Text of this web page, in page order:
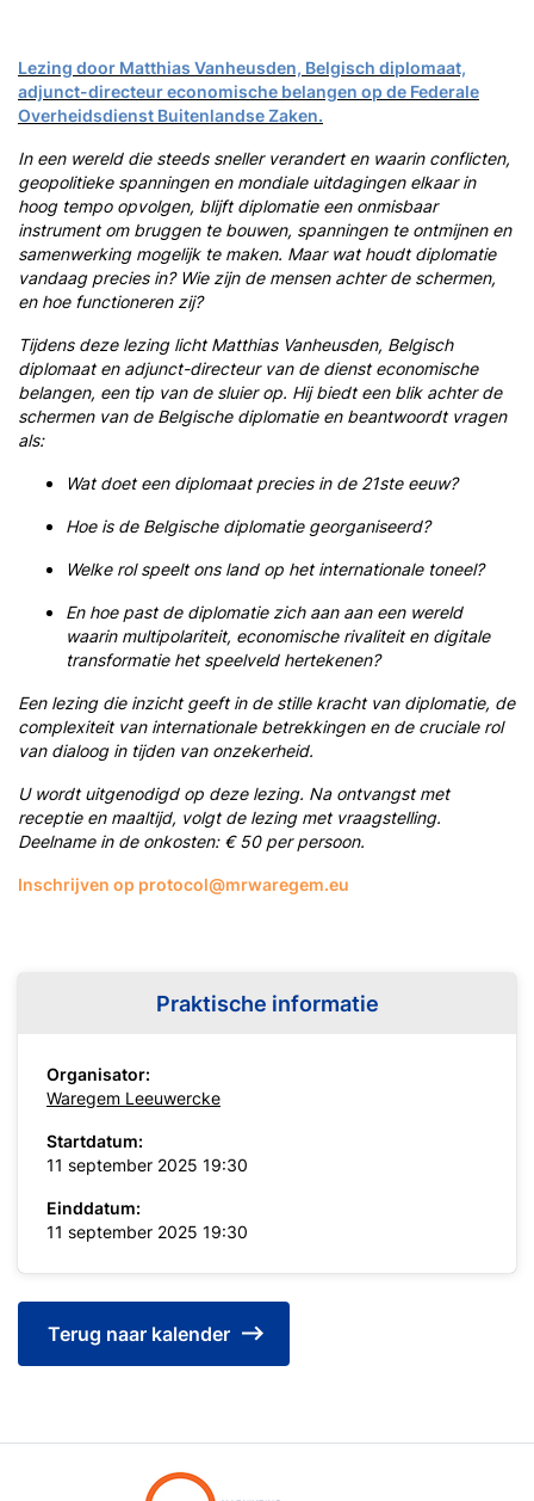
Lezing door Matthias Vanheusden, Belgisch diplomaat,
adjunct-directeur economische belangen op de Federale
Overheidsdienst Buitenlandse Zaken.
In een wereld die steeds sneller verandert en waarin conflicten,
geopolitieke spanningen en mondiale uitdagingen elkaar in
hoog tempo opvolgen, blijft diplomatie een onmisbaar
instrument om bruggen te bouwen, spanningen te ontmijnen en
samenwerking mogelijk te maken. Maar wat houdt diplomatie
vandaag precies in? Wie zijn de mensen achter de schermen,
en hoe functioneren zij?
Tijdens deze lezing licht Matthias Vanheusden, Belgisch
diplomaat en adjunct-directeur van de dienst economische
belangen, een tip van de sluier op. Hij biedt een blik achter de
schermen van de Belgische diplomatie en beantwoordt vragen
als:
Wat doet een diplomaat precies in de 21ste eeuw?
Hoe is de Belgische diplomatie georganiseerd?
Welke rol speelt ons land op het internationale toneel?
En hoe past de diplomatie zich aan aan een wereld
waarin multipolariteit, economische rivaliteit en digitale
transformatie het speelveld hertekenen?
Een lezing die inzicht geeft in de stille kracht van diplomatie, de
complexiteit van internationale betrekkingen en de cruciale rol
van dialoog in tijden van onzekerheid.
U wordt uitgenodigd op deze lezing. Na ontvangst met
receptie en maaltijd, volgt de lezing met vraagstelling.
Deelname in de onkosten: € 50 per persoon.
Inschrijven op protocol@mrwaregem.eu
Praktische informatie
Organisator:
Waregem Leeuwercke
Startdatum:
11 september 2025 19:30
Einddatum:
11 september 2025 19:30
Terug naar kalender